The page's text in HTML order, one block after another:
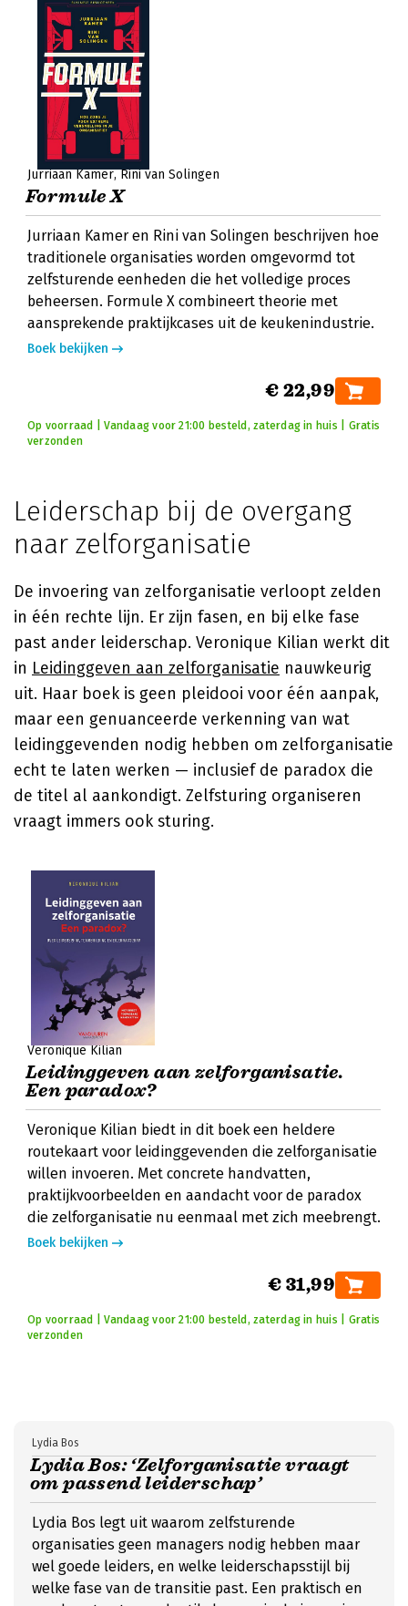
Jurriaan Kamer Rini van Solingen
Formule X
Jurriaan Kamer en Rini van Solingen beschrijven hoe
traditionele organisaties worden omgevormd tot
zelfsturende eenheden die het volledige proces
beheersen. Formule X combineert theorie met
aansprekende praktijkcases uit de keukenindustrie.
Boek bekijken
€ 22,99
Op voorraad | Vandaag voor 21:00 besteld, zaterdag in huis | Gratis
verzonden
Leiderschap bij de overgang
naar zelforganisatie
De invoering van zelforganisatie verloopt zelden
in één rechte lijn. Er zijn fasen, en bij elke fase
past ander leiderschap. Veronique Kilian werkt dit
in Leidinggeven aan zelforganisatie nauwkeurig
uit. Haar boek is geen pleidooi voor één aanpak,
maar een genuanceerde verkenning van wat
leidinggevenden nodig hebben om zelforganisatie
echt te laten werken — inclusief de paradox die
de titel al aankondigt. Zelfsturing organiseren
vraagt immers ook sturing.
Veronique Kilian
Leidinggeven aan zelforganisatie.
Een paradox?
Veronique Kilian biedt in dit boek een heldere
routekaart voor leidinggevenden die zelforganisatie
willen invoeren. Met concrete handvatten,
praktijkvoorbeelden en aandacht voor de paradox
die zelforganisatie nu eenmaal met zich meebrengt.
Boek bekijken
€ 31,99
Op voorraad | Vandaag voor 21:00 besteld, zaterdag in huis | Gratis
verzonden
Lydia Bos: ‘Zelforganisatie vraagt
om passend leiderschap’
Lydia Bos
Lydia Bos legt uit waarom zelfsturende
organisaties geen managers nodig hebben maar
wel goede leiders, en welke leiderschapsstijl bij
welke fase van de transitie past. Een praktisch en